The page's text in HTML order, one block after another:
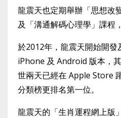
龍震天也定期舉辦「思想改
及「溝通解碼心理學」課程
於2012年，龍震天開始開發
iPhone 及 Android 版本，
世兩天已經在 Apple Store
分類榜更排名第一位。
龍震天的「生肖運程網上版